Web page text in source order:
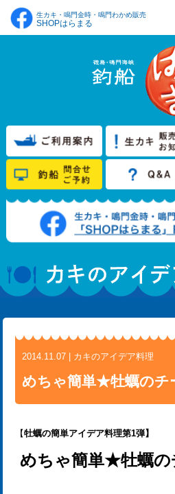
生カキ・鳴門金時・鳴門わかめ販売
SHOPはらまる
2014.11.07 | カキのアイデア料理
めちゃ簡単★牡蠣のチ
【牡蠣の簡単アイデア料理第1弾】
めちゃ簡単★牡蠣の